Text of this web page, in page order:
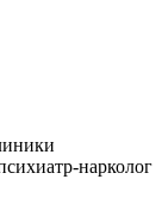
нарколог